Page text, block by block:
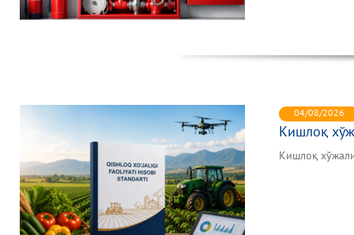
04/08/2026
Кишлоқ
Кишлоқ